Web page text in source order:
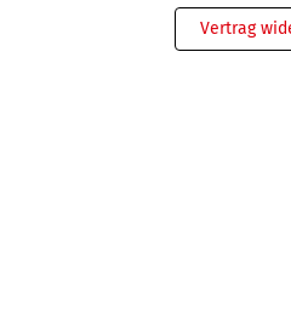
Vertrag